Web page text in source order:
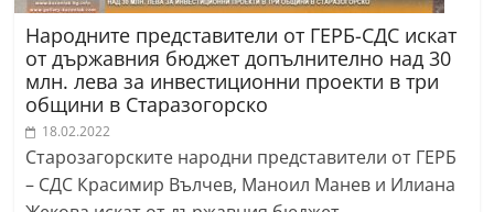
Народните представители от ГЕРБ-СДС искат
от държавния бюджет допълнително над 30
млн. лева за инвестиционни проекти в три
общини в Старазогорско
18.02.2022
Старозагорските народни представители от ГЕРБ
– СДС Красимир Вълчев, Маноил Манев и Илиана